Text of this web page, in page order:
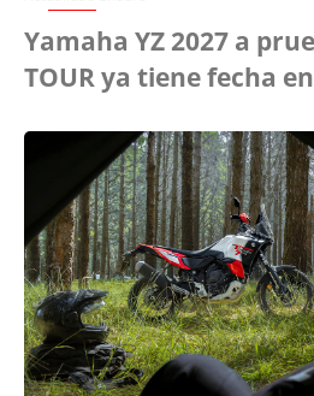
Yamaha YZ 2027 a
TOUR ya tiene fecha